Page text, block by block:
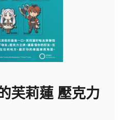
芙莉蓮 壓克力